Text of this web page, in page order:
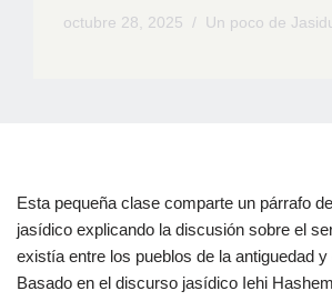
octubre 28, 2025 Un poco de
Esta pequeña clase comparte un párrafo
jasídico explicando la discusión sobre el
existía entre los pueblos de la antiguedad y
Basado en el discurso jasídico Iehi